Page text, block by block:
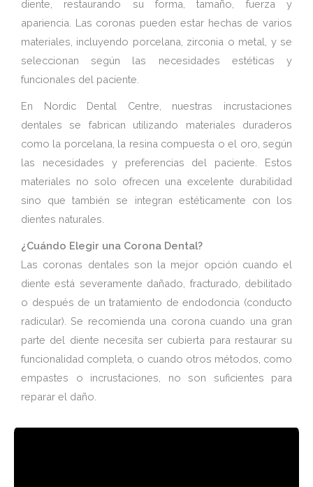
diente, restaurando su forma, tamaño, fuerza y
apariencia. Las coronas pueden estar hechas de varios
materiales, incluyendo porcelana, zirconia o metal, y se
seleccionan según las necesidades estéticas y
funcionales del paciente.
En Nordic Dental Centre, nuestras incrustaciones
dentales se fabrican utilizando materiales duraderos
como la porcelana, la resina compuesta o el oro, según
las necesidades y preferencias del paciente. Estos
materiales no solo ofrecen una excelente durabilidad
sino que también se integran estéticamente con los
dientes naturales.
¿Cuándo Elegir una Corona Dental?
Las coronas dentales son la mejor opción cuando el
diente está severamente dañado, fracturado, debilitado
o después de un tratamiento de endodoncia (conducto
radicular). Se recomienda una corona cuando una gran
parte del diente necesita ser cubierta para restaurar su
funcionalidad completa, o cuando otros métodos, como
empastes o incrustaciones, no son suficientes para
reparar el daño.